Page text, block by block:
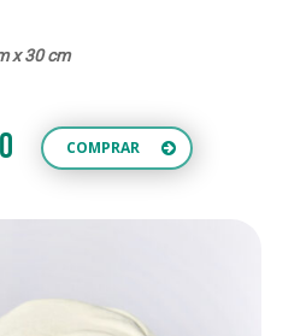
x 30 cm
COMPRAR